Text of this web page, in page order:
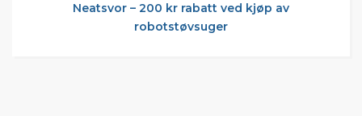
Neatsvor – 200 kr rabatt ved kjøp av
robotstøvsuger